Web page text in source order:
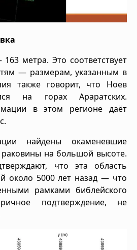
метра. Это соответствует
— размерам, указанным в
также говорит, что Ноев
на горах Араратских.
в этом регионе даёт
найдены окаменевшие
на большой высоте.
что эта область
около 5000 лет назад — что
рамками библейского
подтверждение, не